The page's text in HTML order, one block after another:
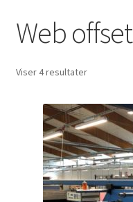
Søg
Web offset
Viser 4 resultater